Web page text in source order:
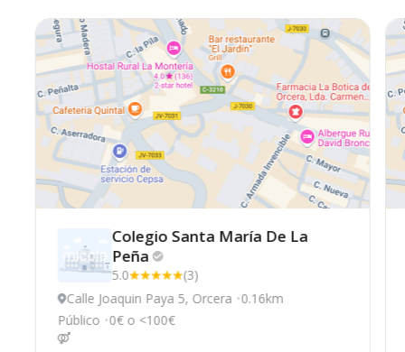
Colegio Santa María De La
Peña
5.0
(3)
Calle Joaquin Paya 5, Orcera 0.16km
Público 0€ o <100€